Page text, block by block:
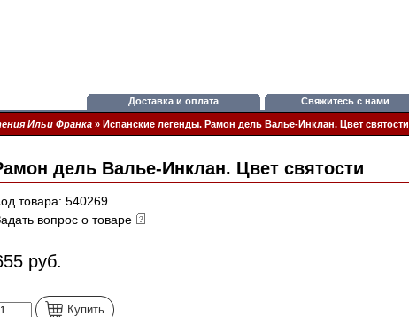
Доставка и оплата Свяжитесь с нами
Ильи Франка » Испанские легенды. Рамон дель Валье-Инклан. Цвет святости
дель Валье-Инклан. Цвет святости
товара: 540269
вопрос о товаре
руб.
Купить